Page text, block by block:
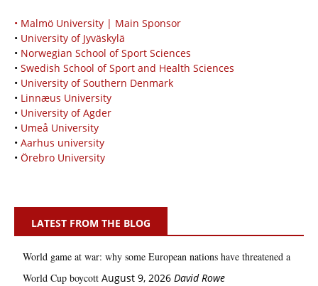
• Malmö University | Main Sponsor
• University of Jyväskylä
• Norwegian School of Sport Sciences
• Swedish School of Sport and Health Sciences
• University of Southern Denmark
• Linnæus University
• University of Agder
• Umeå University
• Aarhus university
• Örebro University
LATEST FROM THE BLOG
World game at war: why some European nations have threatened a
World Cup boycott August 9, 2026 David Rowe